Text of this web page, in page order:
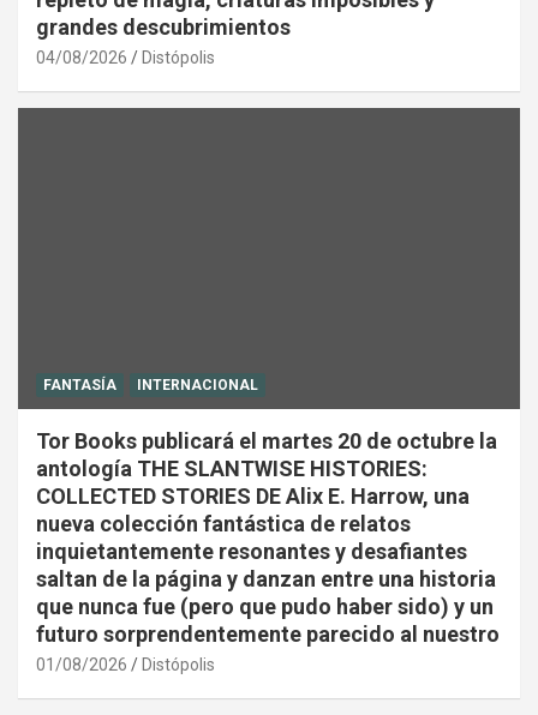
grandes descubrimientos
04/08/2026 Distópolis
FANTASÍA INTERNACIONAL
Tor Books publicará el martes 20 de octubre la
antología THE SLANTWISE HISTORIES:
COLLECTED STORIES DE Alix E. Harrow, una
nueva colección fantástica de relatos
inquietantemente resonantes y desafiantes
saltan de la página y danzan entre una historia
que nunca fue (pero que pudo haber sido) y un
futuro sorprendentemente parecido al nuestro
01/08/2026 Distópolis